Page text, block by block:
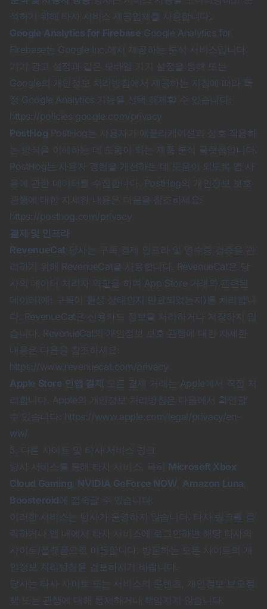
석하기 위해 타사 서비스 제공업체를 사용합니다.
Google Analytics for Firebase Google Analytics for
Firebase는 Google Inc.에서 제공하는 분석 서비스입니다.
기기 광고 설정과 같은 모바일 기기 설정을 통해 또는
Google의 개인정보 처리방침에서 제공하는 지침에 따라 특
정 Google Analytics 기능을 선택 해제할 수 있습니다:
https://policies.google.com/privacy
PostHog PostHog는 사용자가 애플리케이션과 상호 작용하
는 방식을 이해하는 데 도움이 되는 제품 분석 플랫폼입니다.
PostHog는 사용자 경험을 개선하는 데 도움이 되도록 앱 사
용에 관한 데이터를 수집합니다. PostHog의 개인정보 보호
관행에 대한 자세한 내용은 다음을 참조하세요:
https://posthog.com/privacy
결제 및 인프라
RevenueCat 당사는 구독 결제 인프라 및 영수증 검증을 관
리하기 위해 RevenueCat을 사용합니다. RevenueCat은 당
사의 데이터 처리자 역할을 하며 App Store 거래와 관련된
데이터(예: 구독이 활성 상태인지 만료되었는지)를 처리합니
다. RevenueCat은 신용카드 정보를 처리하거나 저장하지 않
습니다. RevenueCat의 개인정보 보호 관행에 대한 자세한
내용은 다음을 참조하세요:
https://www.revenuecat.com/privacy
Apple Store 인앱 결제 모든 결제 거래는 Apple에서 직접 처
리합니다. Apple의 개인정보 처리방침은 다음에서 확인할
수 있습니다: https://www.apple.com/legal/privacy/en-
ww/
5. 다른 사이트 및 타사 서비스 링크
당사 서비스를 통해 타사 서비스, 특히 Microsoft Xbox
Cloud Gaming, NVIDIA GeForce NOW, Amazon Luna,
Boosteroid에 접속할 수 있습니다.
이러한 서비스는 당사가 운영하지 않습니다. 타사 링크를 클
릭하거나 앱 내에서 타사 서비스에 로그인하면 해당 타사의
사이트/플랫폼으로 이동합니다. 방문하는 모든 사이트의 개
인정보 처리방침을 검토하시기 바랍니다.
당사는 타사 사이트 또는 서비스의 콘텐츠, 개인정보 보호정
책 또는 관행에 대해 통제하거나 책임지지 않습니다.